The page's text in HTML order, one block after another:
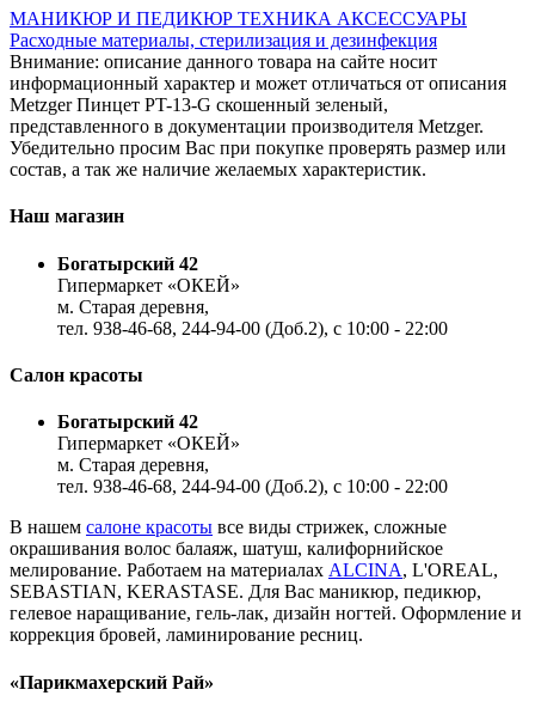
МАНИКЮР И ПЕДИКЮР ТЕХНИКА АКСЕССУАРЫ
Расходные материалы, стерилизация и дезинфекция
Внимание: описание данного товара на сайте носит
информационный характер и может отличаться от описания
Metzger Пинцет PT-13-G скошенный зеленый,
представленного в документации производителя Metzger.
Убедительно просим Вас при покупке проверять размер или
состав, а так же наличие желаемых характеристик.
Наш магазин
Богатырский 42
Гипермаркет «ОКЕЙ»
м. Старая деревня,
тел. 938-46-68, 244-94-00 (Доб.2), c 10:00 - 22:00
Салон красоты
Богатырский 42
Гипермаркет «ОКЕЙ»
м. Старая деревня,
тел. 938-46-68, 244-94-00 (Доб.2), c 10:00 - 22:00
В нашем салоне красоты все виды стрижек, сложные
окрашивания волос балаяж, шатуш, калифорнийское
мелирование. Работаем на материалах ALCINA, L'OREAL,
SEBASTIAN, KERASTASE. Для Вас маникюр, педикюр,
гелевое наращивание, гель-лак, дизайн ногтей. Оформление и
коррекция бровей, ламинирование ресниц.
«Парикмахерский Рай»